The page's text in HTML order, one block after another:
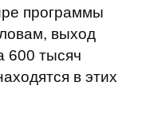
программы
выход
600 тысяч
в этих